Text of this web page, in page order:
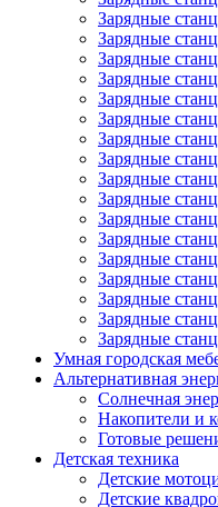
Зарядные
Зарядные
Зарядные
Зарядные
Зарядные
Зарядные
Зарядные
Зарядные
Зарядные
Зарядные
Зарядные
Зарядные
Зарядные
Зарядные
Зарядные
Зарядные
Зарядные
Умная городская
Альтернативная
Солнечная
Накопители и
Готовые
Детская техника
Детские
Детские